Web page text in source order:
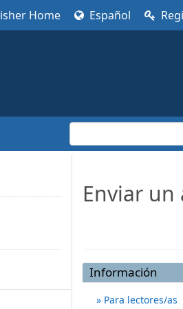
Home Español
Enviar
Información
Para lectores/as